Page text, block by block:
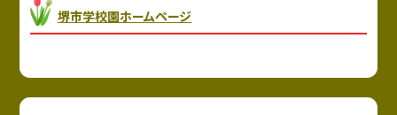
堺市学校園ホームページ